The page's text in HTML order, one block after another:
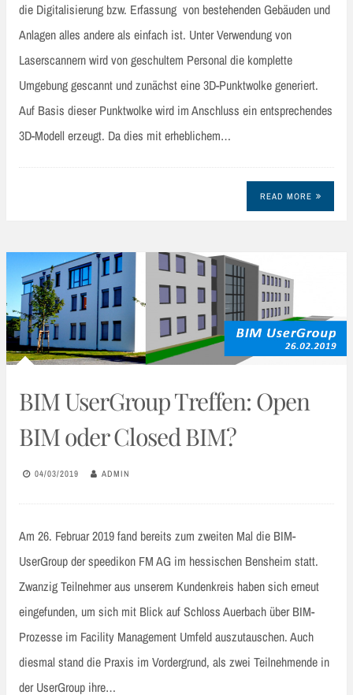
die Digitalisierung bzw. Erfassung von bestehenden Gebäuden und
Anlagen alles andere als einfach ist. Unter Verwendung von
Laserscannern wird von geschultem Personal die komplette
Umgebung gescannt und zunächst eine 3D-Punktwolke generiert.
Auf Basis dieser Punktwolke wird im Anschluss ein entsprechendes
3D-Modell erzeugt. Da dies mit erheblichem…
READ MORE
BIM UserGroup Treffen: Open
BIM oder Closed BIM?
04/03/2019 ADMIN
Am 26. Februar 2019 fand bereits zum zweiten Mal die BIM-
UserGroup der speedikon FM AG im hessischen Bensheim statt.
Zwanzig Teilnehmer aus unserem Kundenkreis haben sich erneut
eingefunden, um sich mit Blick auf Schloss Auerbach über BIM-
Prozesse im Facility Management Umfeld auszutauschen. Auch
diesmal stand die Praxis im Vordergrund, als zwei Teilnehmende in
der UserGroup ihre…